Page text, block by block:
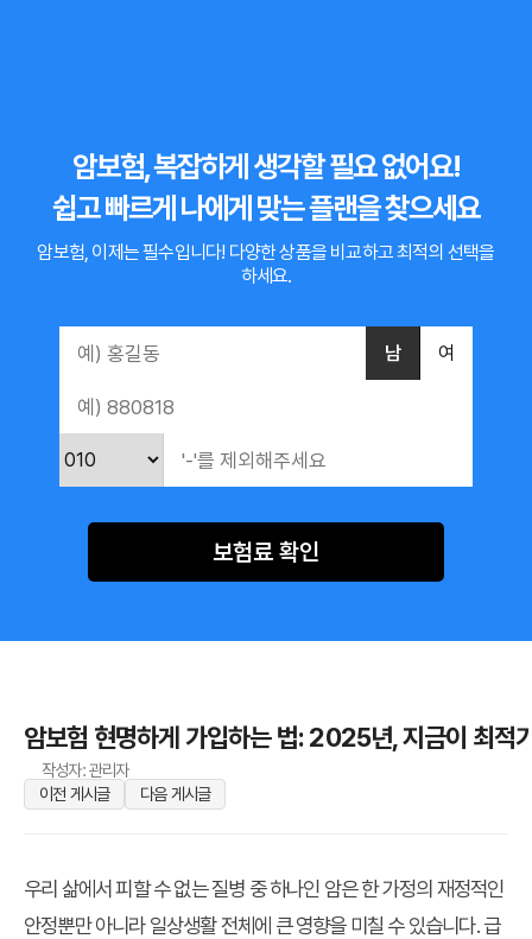
암보험, 복잡하게 생각할 필요 없어요!
쉽고 빠르게 나에게 맞는 플랜을 찾으세요
암보험, 이제는 필수입니다! 다양한 상품을 비교하고 최적의 선택을
하세요.
남 여
보험료 확인
암보험 현명하게 가입하는 법: 2025년, 지금이 최적
작성자: 관리자
이전 게시글
다음 게시글
우리 삶에서 피할 수 없는 질병 중 하나인 암은 한 가정의 재정적인
안정뿐만 아니라 일상생활 전체에 큰 영향을 미칠 수 있습니다. 급